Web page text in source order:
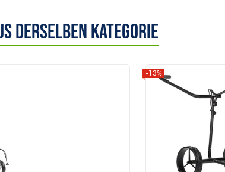
derselben Kategorie
-13%